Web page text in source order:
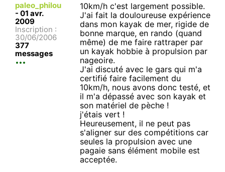
paleo_philou
- 01 avr.
2009
Inscription :
30/06/2006
377
messages
10km/h c'est largement possible.
J'ai fait la douloureuse expérience
dans mon kayak de mer, rigide de
bonne marque, en rando (quand
même) de me faire rattraper par
un kayak hobbie à propulsion par
nageoire.
J'ai discuté avec le gars qui m'a
certifié faire facilement du
10km/h, nous avons donc testé, et
il m'a dépassé avec son kayak et
son matériel de pèche !
j'étais vert !
Heureusement, il ne peut pas
s'aligner sur des compétitions car
seules la propulsion avec une
pagaie sans élément mobile est
acceptée.